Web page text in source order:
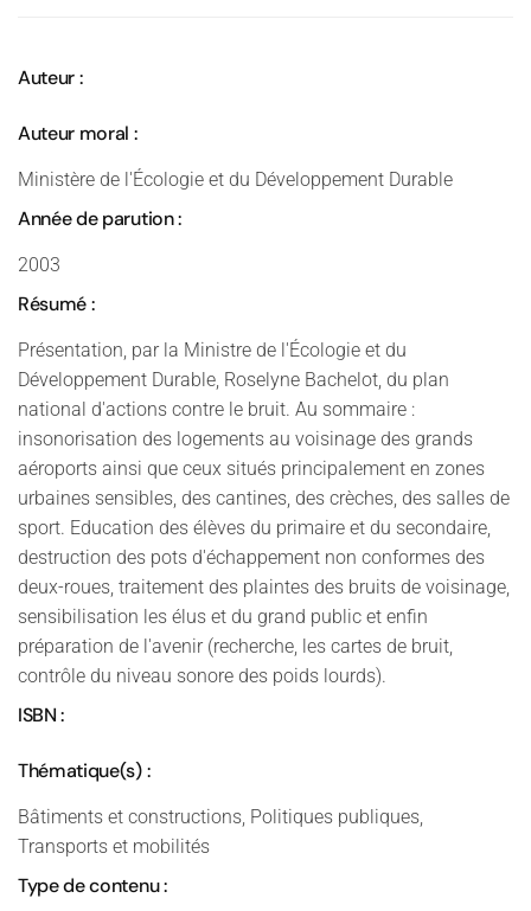
Auteur :
Auteur moral :
Ministère de l'Écologie et du Développement Durable
Année de parution :
2003
Résumé :
Présentation, par la Ministre de l'Écologie et du
Développement Durable, Roselyne Bachelot, du plan
national d'actions contre le bruit. Au sommaire :
insonorisation des logements au voisinage des grands
aéroports ainsi que ceux situés principalement en zones
urbaines sensibles, des cantines, des crèches, des salles de
sport. Education des élèves du primaire et du secondaire,
destruction des pots d'échappement non conformes des
deux-roues, traitement des plaintes des bruits de voisinage,
sensibilisation les élus et du grand public et enfin
préparation de l'avenir (recherche, les cartes de bruit,
contrôle du niveau sonore des poids lourds).
ISBN :
Thématique(s) :
Bâtiments et constructions, Politiques publiques,
Transports et mobilités
Type de contenu :